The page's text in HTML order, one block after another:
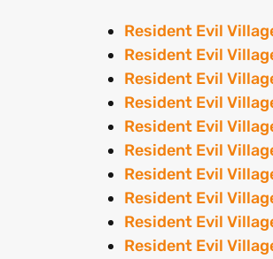
Resident Evil
Resident Evil
Resident Evil
Resident Evil
Resident Evil
Resident Evil
Resident Evil
Resident Evil
Resident Evil
Resident Evil